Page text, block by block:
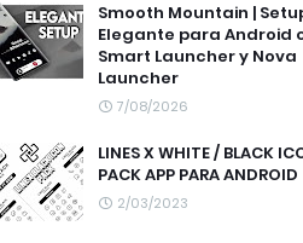
Smooth Mountain |
Elegante para Android
Smart Launcher y Nova
Launcher
7/08/2026
LINES X WHITE / BLACK
PACK APP PARA ANDROID
2/03/2023